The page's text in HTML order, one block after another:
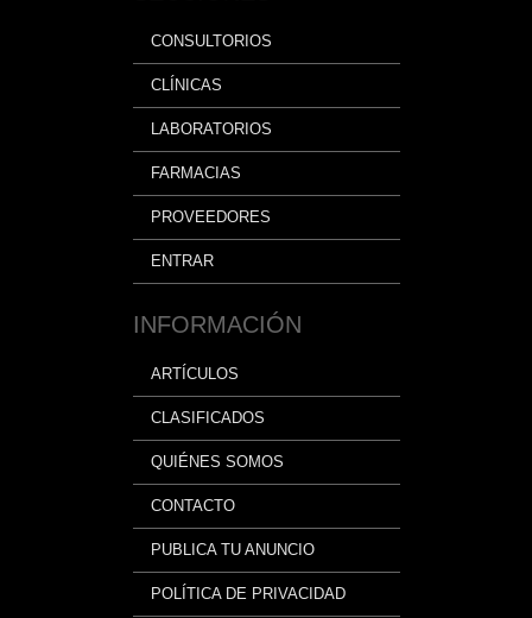
CONSULTORIOS
CLÍNICAS
LABORATORIOS
FARMACIAS
PROVEEDORES
ENTRAR
INFORMACIÓN
ARTÍCULOS
CLASIFICADOS
QUIÉNES SOMOS
CONTACTO
PUBLICA TU ANUNCIO
POLÍTICA DE PRIVACIDAD